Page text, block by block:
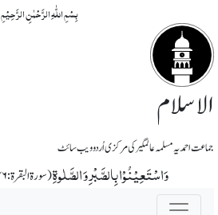
بِسۡمِ اللّٰہِ الرَّحۡمٰنِ الرَّحِیۡمِ
الاسلام
جماعت احمدیہ مسلمہ عالمگیر کی مرکزی اُردو ویب سائٹ
وَاسْتَعِیْنُوْا بِالصَّبْرِ وَ الصَّلٰوۃِ(سورة البقرة: ۴۶) ترجمہ: اور صبر اور نماز کے ساتھ مدد مانگو